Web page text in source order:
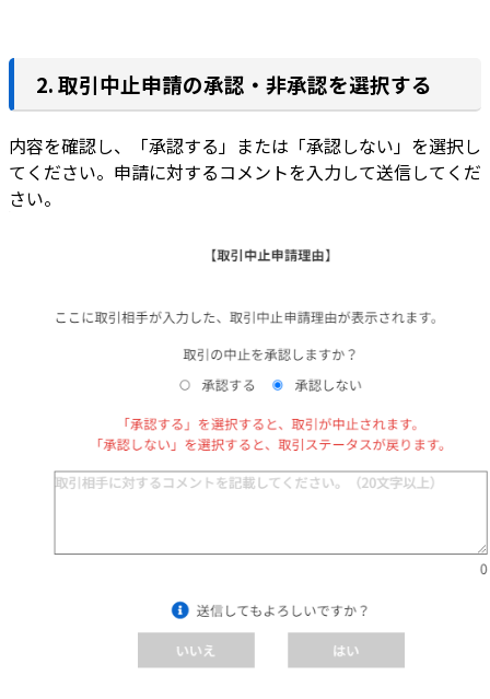
2. 取引中止申請の承認・非承認を選択する
内容を確認し、「承認する」または「承認しない」を選択し
てください。申請に対するコメントを入力して送信してくだ
さい。